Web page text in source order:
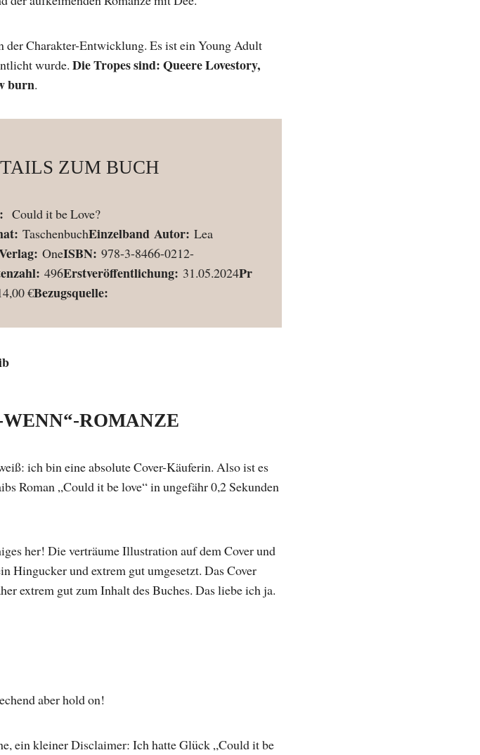
der Charakter-Entwicklung. Es ist ein Young Adult
wurde. Die Tropes sind: Queere Lovestory,
burn.
ZUM BUCH
Could it be Love?
TaschenbuchEinzelbandAutor:Lea
OneISBN:978-3-8466-0212-
496Erstveröffentlichung: 31.05.2024Pr
€Bezugsquelle:
ROMANZE
ich bin eine absolute Cover-Käuferin. Also ist es
Roman „Could it be love“ in ungefähr 0,2 Sekunden
her! Die verträume Illustration auf dem Cover und
Hingucker und extrem gut umgesetzt. Das Cover
extrem gut zum Inhalt des Buches. Das liebe ich ja.
aber hold on!
ein kleiner Disclaimer: Ich hatte Glück „Could it be